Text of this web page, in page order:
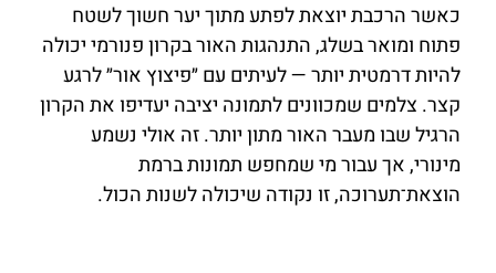
כאשר הרכבת יוצאת לפתע מתוך יער חשוך לשטח
פתוח ומואר בשלג, התנהגות האור בקרון פנורמי יכולה
להיות דרמטית יותר — לעיתים עם ״פיצוץ אור״ לרגע
קצר. צלמים שמכוונים לתמונה יציבה יעדיפו את הקרון
הרגיל שבו מעבר האור מתון יותר. זה אולי נשמע
מינורי, אך עבור מי שמחפש תמונות ברמת
הוצאת־תערוכה, זו נקודה שיכולה לשנות הכול.